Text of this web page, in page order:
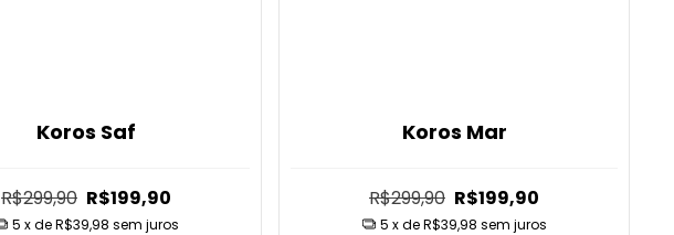
Koros Saf
R$299,90 R$199,90
5 x deR$39,98 sem juros
Koros Mar
R$299,90 R$199,90
5 x deR$39,98 sem juros